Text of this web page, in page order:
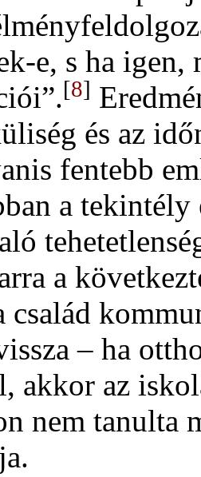
e, s ha igen,
[8]
és az
fentebb
a tekintély
a
család
– ha
akkor az
nem tanulta